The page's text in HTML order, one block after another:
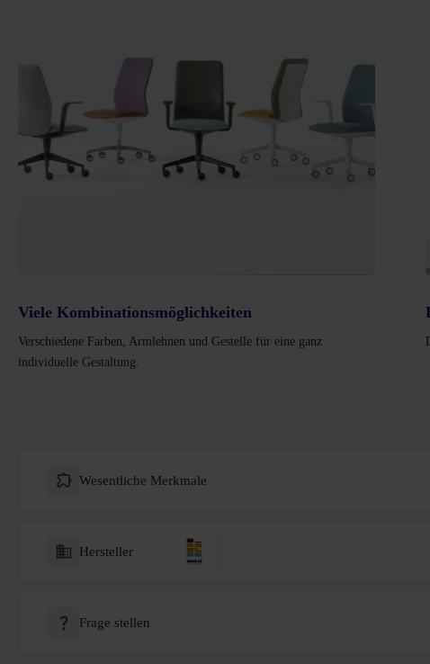
Viele Kombinationsmöglichkeiten
Verschiedene Farben, Armlehnen und Gestelle für eine ganz
individuelle Gestaltung.
Wesentliche Merkmale
Hersteller
Frage stellen